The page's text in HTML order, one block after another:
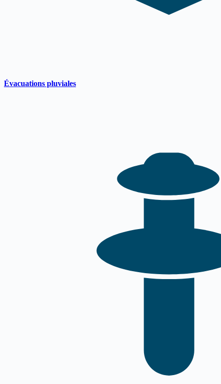
Évacuations pluviales